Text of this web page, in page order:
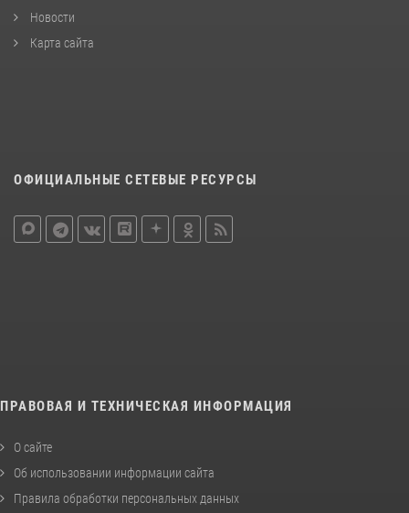
Новости
Карта сайта
ОФИЦИАЛЬНЫЕ СЕТЕВЫЕ РЕСУРСЫ
ПРАВОВАЯ И ТЕХНИЧЕСКАЯ ИНФОРМАЦИЯ
О сайте
Об использовании информации сайта
Правила обработки персональных данных